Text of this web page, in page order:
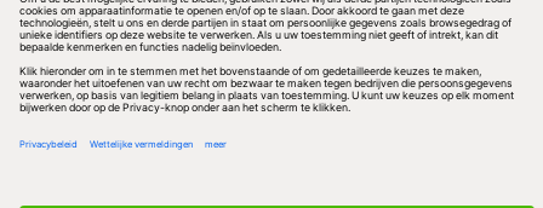
Redactionele partner
Algemene Voorwaarden & Copyrights